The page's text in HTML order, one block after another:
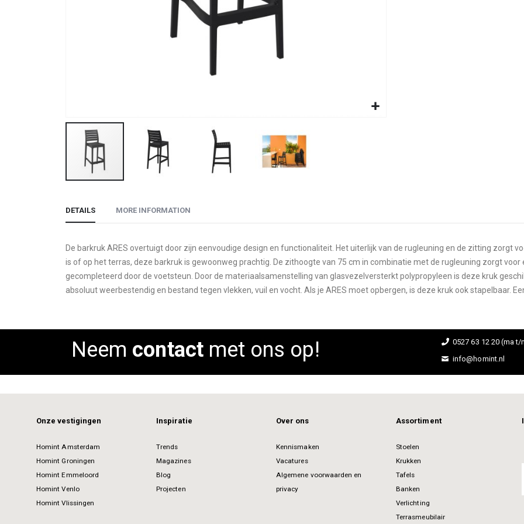
the
of
the
gallery
DETAILS
De barkruk ARES overtuigt door zijn eenvoudige design en functionaliteit. Het uiterlijk van de rugleuning en de zitting zorgt
is of op het terras, deze barkruk is gewoonweg prachtig. De zithoogte van 75 cm in combinatie met de rugleuning zorgt
gecompleteerd door de voetsteun. Door de materiaalsamenstelling van glasvezelversterkt polypropyleen is deze kruk
absoluut weerbestendig en bestand tegen vlekken, vuil en vocht. Als je ARES moet opbergen, is deze kruk ook stapelbaar.
MORE INFORMATION
Neem contactmet ons op!
0527 63 12 20 (ma t/
info@homint.nl
Onze vestigingen
Homint Amsterdam
Homint Groningen
Homint Emmeloord
Homint Venlo
Homint Vlissingen
Inspiratie
Trends
Magazines
Blog
Projecten
Over ons
Kennismaken
Vacatures
Algemene voorwaarden en
privacy
Assortiment
Stoelen
Krukken
Tafels
Banken
Verlichting
Terrasmeubilair